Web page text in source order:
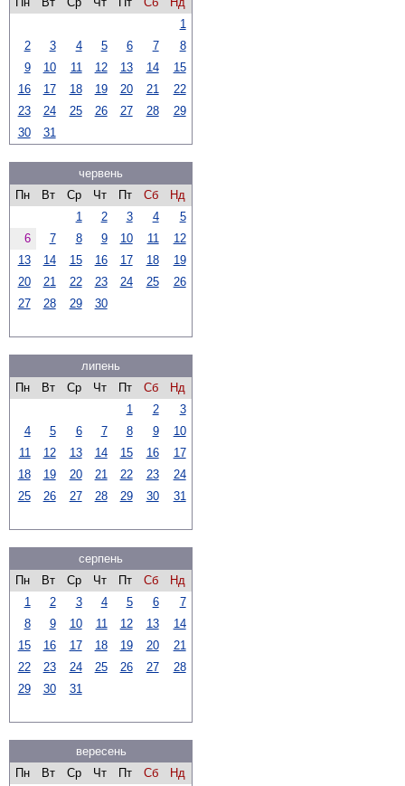
1
2
3 4 5 6 7
8
9
10 11 12 13 14
15
16
17 18 19 20 21
22
23
24 25 26 27 28
29
30
31
червень
Пн
Вт Ср Чт Пт Сб
Нд
1
2 3 4
5
6
7 8 9 10 11
12
13
14 15 16 17 18
19
20
21 22 23 24 25
26
27
28 29 30
липень
Пн
Вт Ср Чт Пт Сб
Нд
1
2
3
4
5 6 7 8 9
10
11
12 13 14 15 16
17
18
19 20 21 22 23
24
25
26 27 28 29 30 31
серпень
Пн
Вт Ср Чт Пт Сб
Нд
1
2 3 4 5 6
7
8
9 10 11 12 13
14
15
16 17 18 19 20
21
22
23 24 25 26 27
28
29
30 31
вересень
Пн
Вт Ср Чт Пт Сб
Нд